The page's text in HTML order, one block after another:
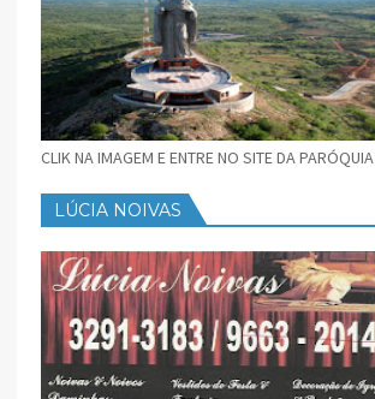
CLIK NA IMAGEM E ENTRE NO SITE DA PARÓQUIA
LÚCIA NOIVAS